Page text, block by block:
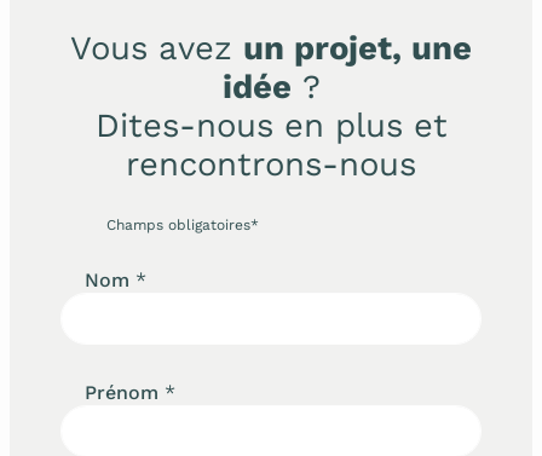
Vous avez un projet, une
idée ?
Dites-nous en plus et
rencontrons-nous
Champs obligatoires*
Nom *
Prénom *